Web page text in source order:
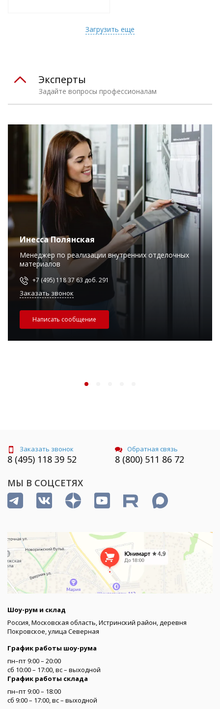
Загрузить еще
Задайте вопросы профессионалам
Эксперты
Инесса Полянская
Менеджер по реализации внутренних отделочных
материалов
+7 (495) 118 37 63 доб. 291
Заказать звонок
Написать сообщение
Заказать звонок
8 (495) 118 39 52
Обратная связь
8 (800) 511 86 72
МЫ В СОЦСЕТЯХ
Шоу-рум и склад
Россия, Московская область, Истринский район, деревня
Покровское, улица Северная
График работы шоу-рума
пн–пт 9:00 – 20:00
сб 10:00 – 17:00, вс – выходной
График работы склада
пн–пт 9:00 – 18:00
сб 9:00 – 17:00, вс – выходной